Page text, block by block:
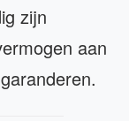
zijn
aan